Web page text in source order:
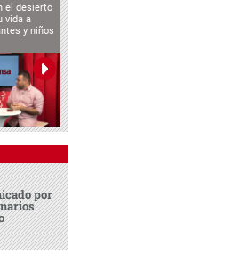
el desierto
vida a
y niños
por